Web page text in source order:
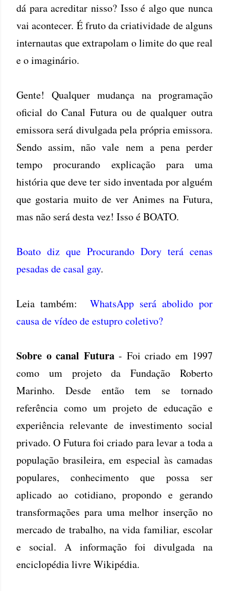
dá para acreditar nisso? Isso é algo que nunca
vai acontecer. É fruto da criatividade de alguns
internautas que extrapolam o limite do que real
e o imaginário.
Gente! Qualquer mudança na programação
oficial do Canal Futura ou de qualquer outra
emissora será divulgada pela própria emissora.
Sendo assim, não vale nem a pena perder
tempo procurando explicação para uma
história que deve ter sido inventada por alguém
que gostaria muito de ver Animes na Futura,
mas não será desta vez! Isso é BOATO.
Boato diz que Procurando Dory terá cenas
pesadas de casal gay.
Leia também: WhatsApp será abolido por
causa de vídeo de estupro coletivo?
Sobre o canal Futura- Foi criado em 1997
como um projeto da Fundação Roberto
Marinho. Desde então tem se tornado
referência como um projeto de educação e
experiência relevante de investimento social
privado. O Futura foi criado para levar a toda a
população brasileira, em especial às camadas
populares, conhecimento que possa ser
aplicado ao cotidiano, propondo e gerando
transformações para uma melhor inserção no
mercado de trabalho, na vida familiar, escolar
e social. A informação foi divulgada na
enciclopédia livre Wikipédia.